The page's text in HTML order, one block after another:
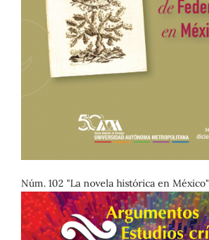
Núm. 102 "La novela histórica en México"